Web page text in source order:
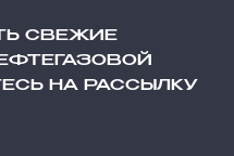
СВЕЖИЕ
НА РАССЫЛКУ